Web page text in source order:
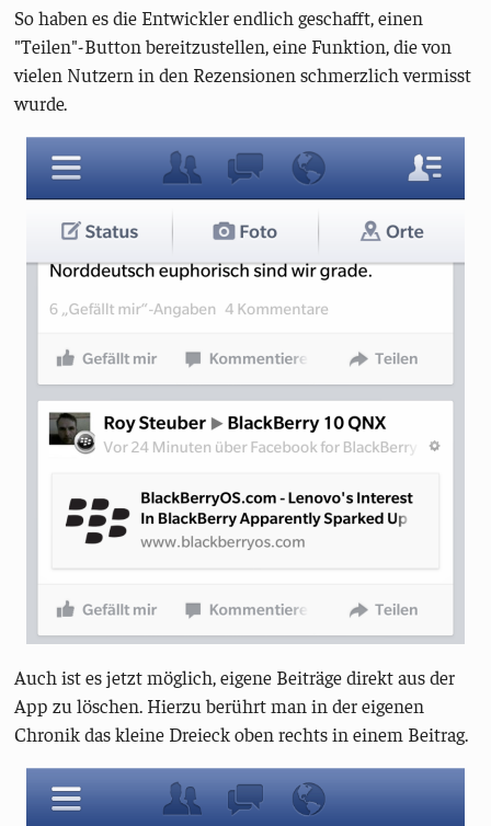
So haben es die Entwickler endlich geschafft, einen
"Teilen"-Button bereitzustellen, eine Funktion, die von
vielen Nutzern in den Rezensionen schmerzlich vermisst
wurde.
Auch ist es jetzt möglich, eigene Beiträge direkt aus der
App zu löschen. Hierzu berührt man in der eigenen
Chronik das kleine Dreieck oben rechts in einem Beitrag.